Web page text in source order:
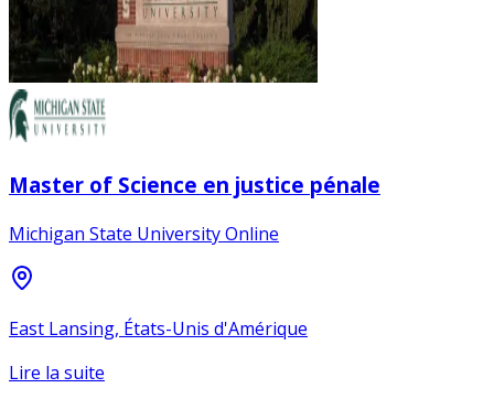
Master of Science en justice pénale
Michigan State University Online
East Lansing, États-Unis d'Amérique
Lire la suite